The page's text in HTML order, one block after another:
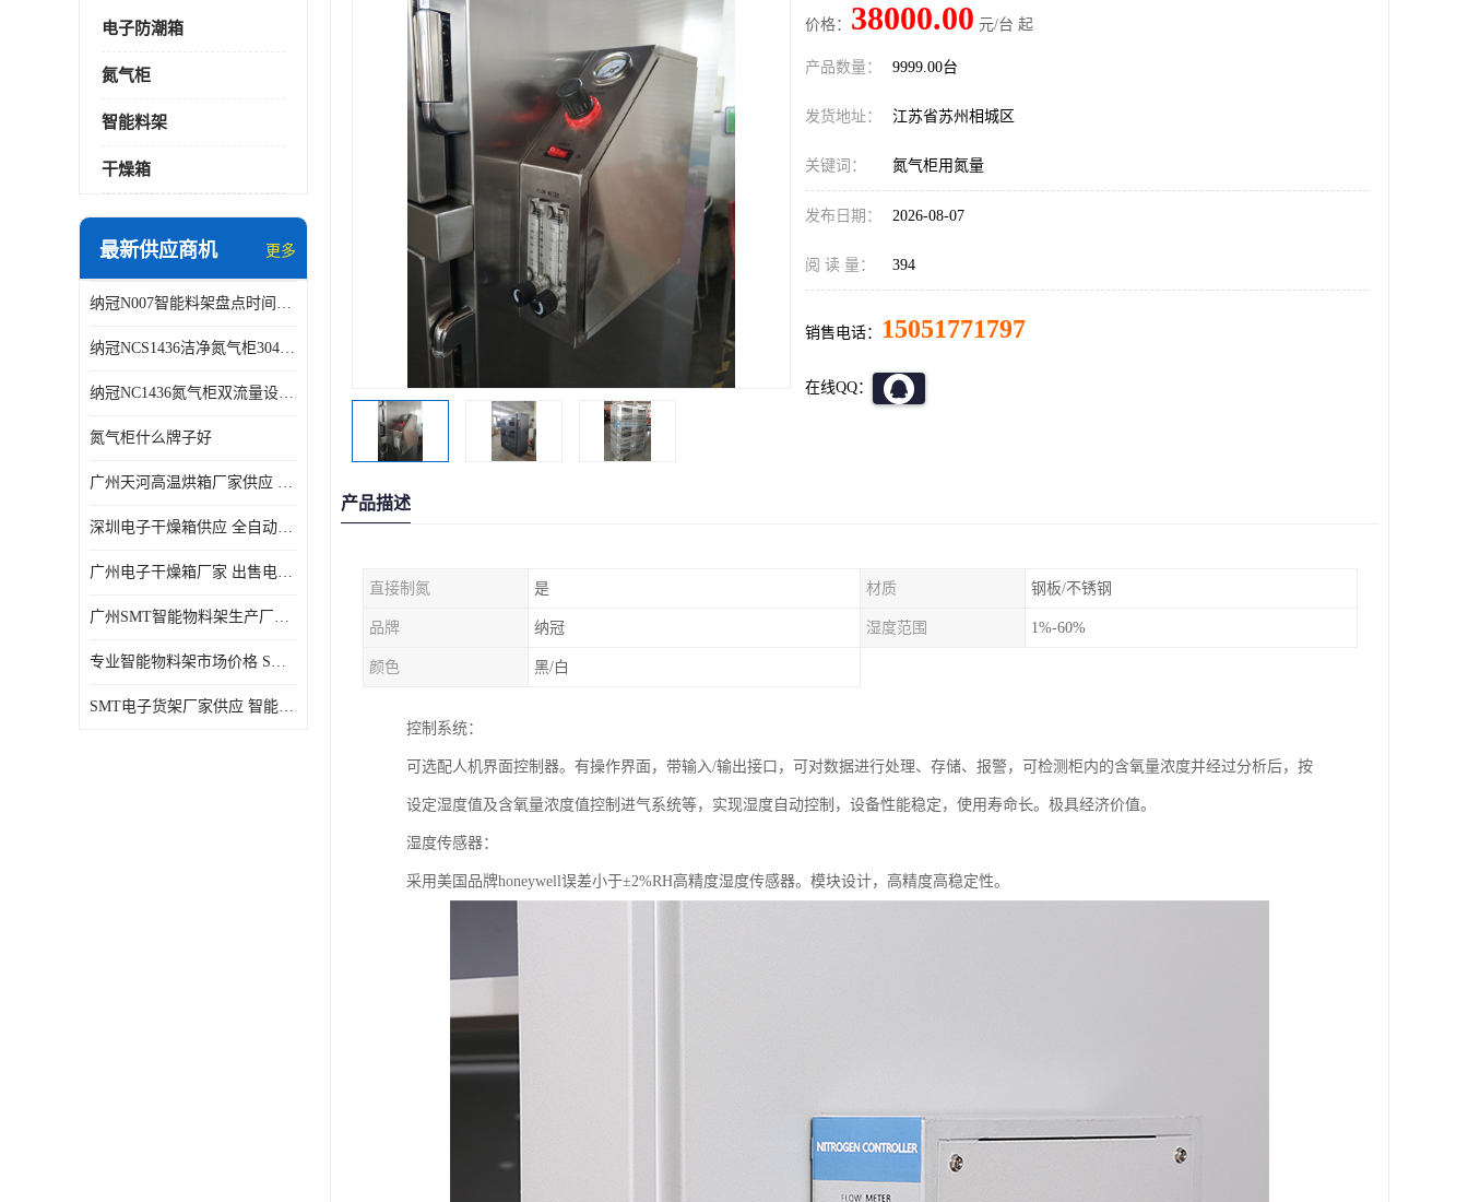
电子防潮箱
氮气柜
智能料架
干燥箱
最新供应商机 更多
纳冠N007智能料架盘点时间可从2天减少到约2个小时
纳冠NCS1436洁净氮气柜304不锈钢洁净车间用
纳冠NC1436氮气柜双流量设计节约氮气
氮气柜什么牌子好
广州天河高温烘箱厂家供应 智能高温烘箱非标定制价格
深圳电子干燥箱供应 全自动恒温干燥箱厂家批发
广州电子干燥箱厂家 出售电子干燥箱优惠供应价格
广州SMT智能物料架生产厂家 智能物料架设计定制
专业智能物料架市场价格 SMT智能物料架供应厂家
SMT电子货架厂家供应 智能电子货架现货直销
价格： 38000.00 元/台 起
产品数量： 9999.00台
发货地址： 江苏省苏州相城区
关键词： 氮气柜用氮量
发布日期： 2026-08-07
阅 读 量： 394
销售电话： 15051771797
在线QQ：
产品描述
直接制氮 是 材质 钢板/不锈钢
品牌 纳冠 湿度范围 1%-60%
颜色 黑/白
控制系统：
可选配人机界面控制器。有操作界面，带输入/输出接口，可对数据进行处理、存储、报警，可检测柜内的含氧量浓度并经过分析后，按
设定湿度值及含氧量浓度值控制进气系统等，实现湿度自动控制，设备性能稳定，使用寿命长。极具经济价值。
湿度传感器：
采用美国品牌honeywell误差小于±2%RH高精度湿度传感器。模块设计，高精度高稳定性。